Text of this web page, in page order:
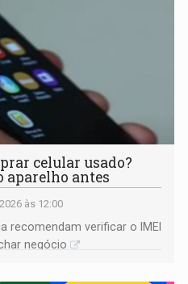
celular usado?
aparelho antes
às 12:00
recomendam verificar o IMEI
negócio